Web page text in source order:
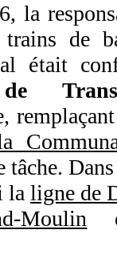
la
de
était
de
tâche.
la ligne de
Moulin